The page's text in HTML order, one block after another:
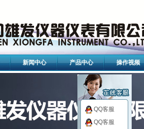
新闻中心 产品中心 操作视频
QQ客服
QQ客服